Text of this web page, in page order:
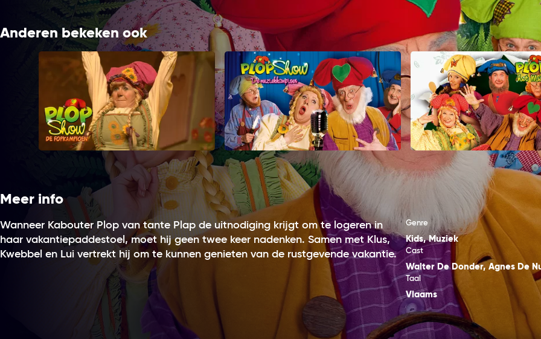
Anderen bekeken ook
Plop & de Fopkampioen Plop & de Muziekkampioen Plop & het
Meer info
Wanneer Kabouter Plop van tante Plap de uitnodiging krijgt om te logeren in
haar vakantiepaddestoel, moet hij geen twee keer nadenken. Samen met Klus,
Kwebbel en Lui vertrekt hij om te kunnen genieten van de rustgevende vakantie.
Genre
Kids, Muziek
Cast
Walter De Donder, Agnes De
Taal
Vlaams